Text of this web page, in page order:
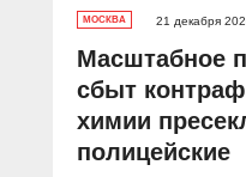
МОСКВА 21 декабря
Масштабное
сбыт
химии
полицейские